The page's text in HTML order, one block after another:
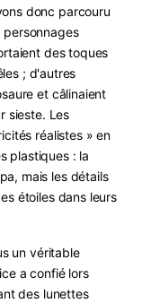
donc parcouru
personnages
des toques
; d'autres
et câlinaient
sieste. Les
réalistes » en
plastiques : la
mais les détails
étoiles dans leurs
un véritable
a confié lors
des lunettes